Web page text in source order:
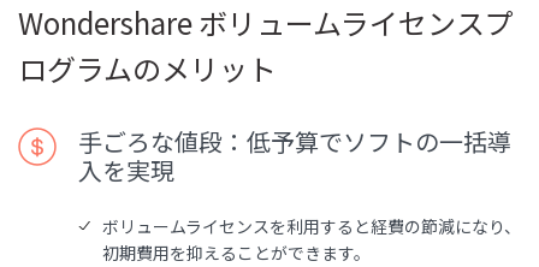
Wondershare ボリュームライセンスプ
ログラムのメリット
手ごろな値段：低予算でソフトの一括導
入を実現
ボリュームライセンスを利用すると経費の節減になり、
初期費用を抑えることができます。